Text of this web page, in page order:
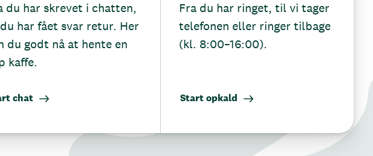
du har skrevet i chatten,
har fået svar retur. Her
du godt nå at hente en
kaffe.
chat
Fra du har ringet, til vi tager
telefonen eller ringer tilbage
(kl. 8:00–16:00).
Start opkald